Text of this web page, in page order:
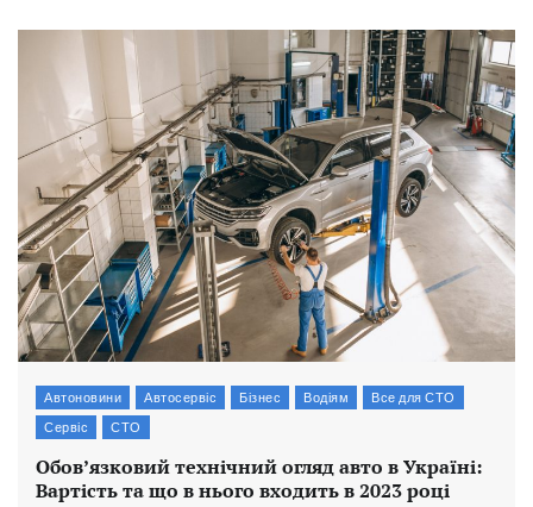
Автоновини Автосервіс Бізнес Водіям
Все для СТО
Сервіс
СТО
Обов’язковий технічний огляд авто в Україні:
Вартість та що в нього входить в 2023 році